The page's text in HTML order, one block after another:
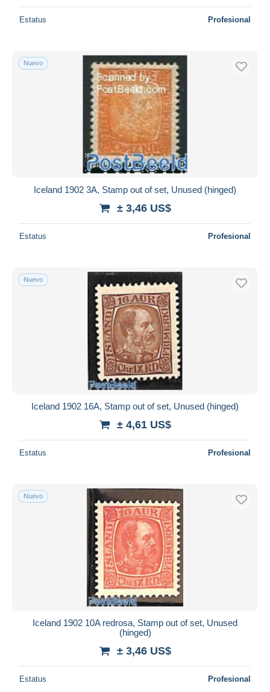
Estatus Profesional
Nuevo
Iceland 1902 3A, Stamp out of set, Unused (hinged)
± 3,46 US$
Estatus Profesional
Nuevo
Iceland 1902 16A, Stamp out of set, Unused (hinged)
± 4,61 US$
Estatus Profesional
Nuevo
Iceland 1902 10A redrosa, Stamp out of set, Unused
(hinged)
± 3,46 US$
Estatus Profesional